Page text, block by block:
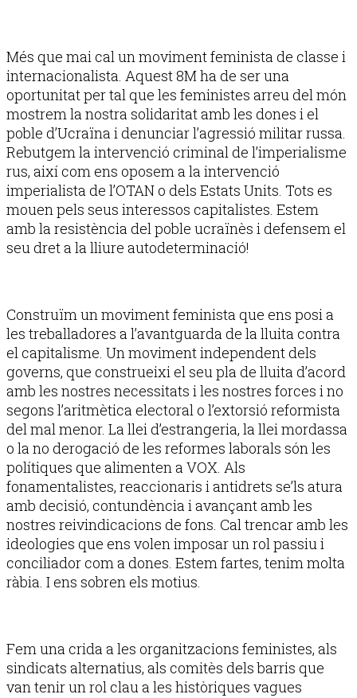
Més que mai cal un moviment feminista de classe i
internacionalista. Aquest 8M ha de ser una
oportunitat per tal que les feministes arreu del món
mostrem la nostra solidaritat amb les dones i el
poble d’Ucraïna i denunciar l’agressió militar russa.
Rebutgem la intervenció criminal de l’imperialisme
rus, així com ens oposem a la intervenció
imperialista de l’OTAN o dels Estats Units. Tots es
mouen pels seus interessos capitalistes. Estem
amb la resistència del poble ucraïnès i defensem el
seu dret a la lliure autodeterminació!
Construïm un moviment feminista que ens posi a
les treballadores a l’avantguarda de la lluita contra
el capitalisme. Un moviment independent dels
governs, que construeixi el seu pla de lluita d’acord
amb les nostres necessitats i les nostres forces i no
segons l’aritmètica electoral o l’extorsió reformista
del mal menor. La llei d’estrangeria, la llei mordassa
o la no derogació de les reformes laborals són les
polítiques que alimenten a VOX. Als
fonamentalistes, reaccionaris i antidrets se’ls atura
amb decisió, contundència i avançant amb les
nostres reivindicacions de fons. Cal trencar amb les
ideologies que ens volen imposar un rol passiu i
conciliador com a dones. Estem fartes, tenim molta
ràbia. I ens sobren els motius.
Fem una crida a les organitzacions feministes, als
sindicats alternatius, als comitès dels barris que
van tenir un rol clau a les històriques vagues